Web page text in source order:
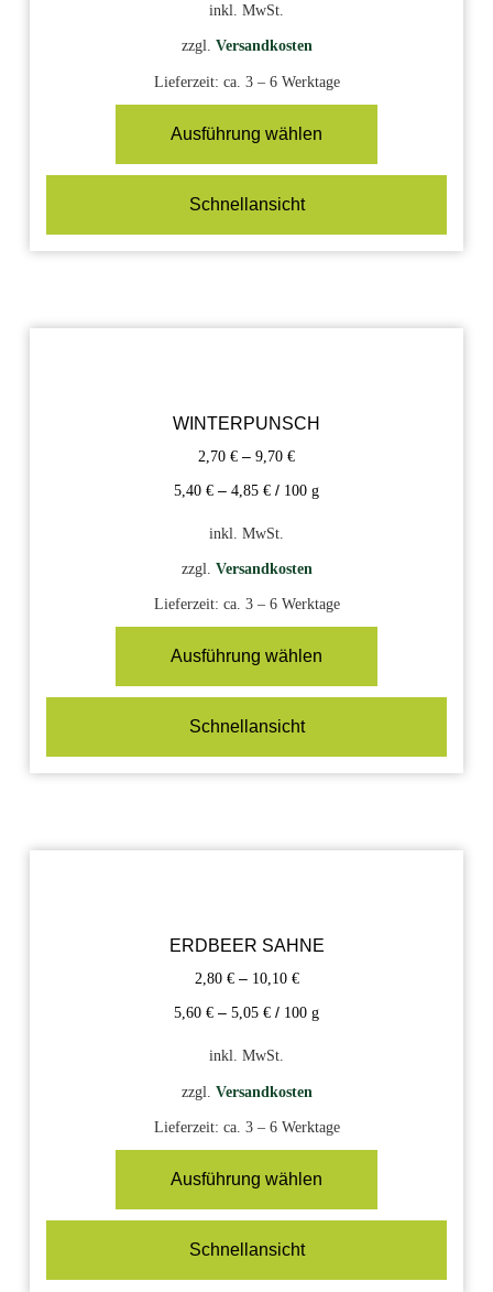
inkl. MwSt.
zzgl. Versandkosten
Lieferzeit: ca. 3 – 6 Werktage
Ausführung wählen
Schnellansicht
WINTERPUNSCH
2,70 € – 9,70 €
5,40 € – 4,85 € / 100 g
inkl. MwSt.
zzgl. Versandkosten
Lieferzeit: ca. 3 – 6 Werktage
Ausführung wählen
Schnellansicht
ERDBEER SAHNE
2,80 €– 10,10 €
5,60 € – 5,05 € / 100 g
inkl. MwSt.
zzgl. Versandkosten
Lieferzeit: ca. 3 – 6 Werktage
Ausführung wählen
Schnellansicht